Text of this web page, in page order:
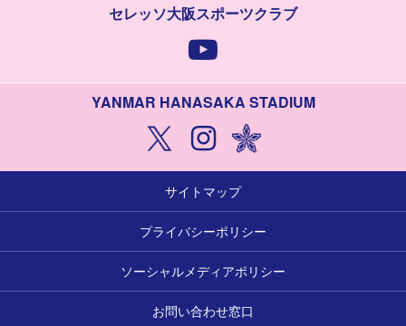
セレッソ大阪スポーツクラブ
YANMAR HANASAKA STADIUM
サイトマップ
プライバシーポリシー
ソーシャルメディアポリシー
お問い合わせ窓口